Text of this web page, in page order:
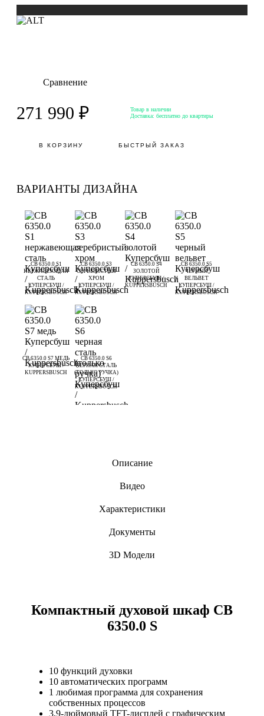
ВАРИАНТЫ ДИЗАЙНА
CB 6350.0 S1
НЕРЖАВЕЮЩАЯ
СТАЛЬ
КУПЕРСБУШ /
KUPPERSBUSCH
CB 6350.0 S3
СЕРЕБРИСТЫЙ
ХРОМ
КУПЕРСБУШ /
KUPPERSBUSCH
CB 6350.0 S4
ЗОЛОТОЙ
КУПЕРСБУШ /
KUPPERSBUSCH
CB 6350.0 S5
ЧЕРНЫЙ
ВЕЛЬВЕТ
КУПЕРСБУШ /
KUPPERSBUSCH
CB 6350.0 S7 МЕДЬ
КУПЕРСБУШ /
KUPPERSBUSCH
CB 6350.0 S6
ЧЕРНАЯ СТАЛЬ
(ТОЛЬКО РУЧКА)
КУПЕРСБУШ /
KUPPERSBUSCH
Сравнение
271 990 ₽
Товар в наличии
Доставка: бесплатно до квартиры
В КОРЗИНУ БЫСТРЫЙ ЗАКАЗ
Описание
Видео
Характеристики
Документы
3D Модели
Компактный духовой шкаф CB
6350.0 S
10 функций духовки
10 автоматических программ
1 любимая программа для сохранения
собственных процессов
3,9-дюймовый TFT-дисплей с графическим